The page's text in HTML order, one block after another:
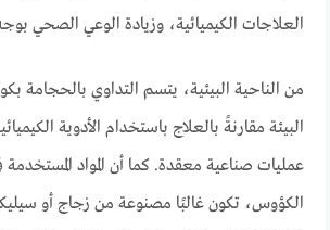
العلاجات الكيميائية، وزيادة الوعي الصحي
من الناحية البيئية، يتسم التداوي بالحجامة
البيئة مقارنةً بالعلاج باستخدام الأدوية
عمليات صناعية معقدة. كما أن المواد
الكؤوس، تكون غالبًا مصنوعة من زجاج أو